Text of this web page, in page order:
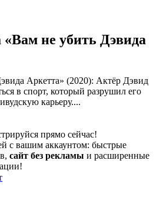
не убить Дэвида
Аркетта» (2020): Актёр Дэвид
в спорт, который разрушил его
карьеру....
прямо сейчас!
с вашим аккаунтом: быстрые
сайт без рекламы и расширенные